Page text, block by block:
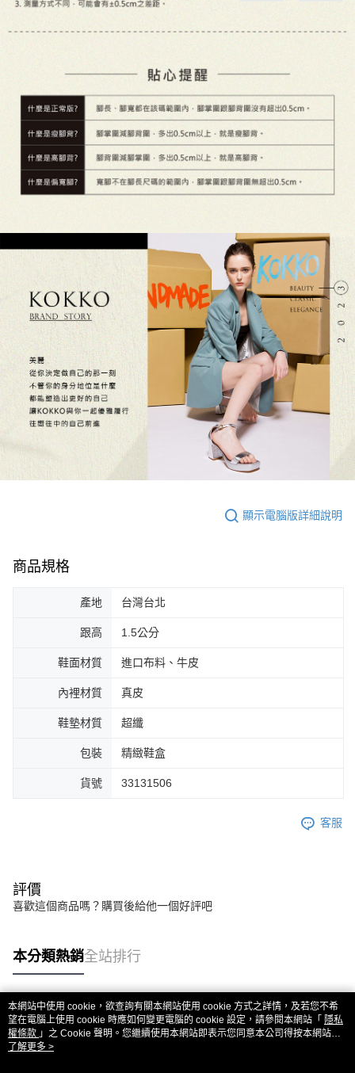
顯示電腦版詳細說明
商品規格
產地 台灣台北
跟高 1.5公分
鞋面材質 進口布料、牛皮
內裡材質 真皮
鞋墊材質 超纖
包裝 精緻鞋盒
貨號 33131506
客服
評價
喜歡這個商品嗎？購買後給他一個好評吧
本分類熱銷全站排行
熱門標籤
本網站中使用 cookie，欲查詢有關本網站使用 cookie 方式之詳情，及若您不希
望在電腦上使用 cookie 時應如何變更電腦的 cookie 設定，請參閱本網站「 隱私
權條款 」之 Cookie 聲明。您繼續使用本網站即表示您同意本公司得按本網站使
用條款之 Cookie 聲明使用 cookie。
了解更多 >